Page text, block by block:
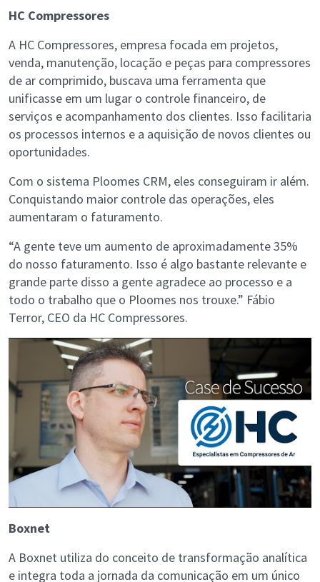
HC Compressores
A HC Compressores, empresa focada em projetos,
venda, manutenção, locação e peças para compressores
de ar comprimido, buscava uma ferramenta que
unificasse em um lugar o controle financeiro, de
serviços e acompanhamento dos clientes. Isso facilitaria
os processos internos e a aquisição de novos clientes ou
oportunidades.
Com o sistema Ploomes CRM, eles conseguiram ir além.
Conquistando maior controle das operações, eles
aumentaram o faturamento.
“A gente teve um aumento de aproximadamente 35%
do nosso faturamento. Isso é algo bastante relevante e
grande parte disso a gente agradece ao processo e a
todo o trabalho que o Ploomes nos trouxe.” Fábio
Terror, CEO da HC Compressores.
Boxnet
A Boxnet utiliza do conceito de transformação analítica
e integra toda a jornada da comunicação em um único